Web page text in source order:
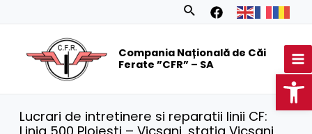
Search
Compania Națională de Căi
Ferate ”CFR” – SA
Lucrari de intretinere si reparatii linii CF: